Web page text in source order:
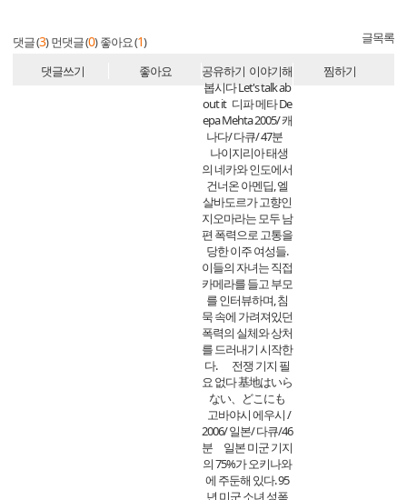
댓글 (3) 먼댓글 (0) 좋아요 (1) 글목록
댓글쓰기 좋아요 공유하기 이야기해
봅시다 Let's talk ab
out it 디파 메타 De
epa Mehta 2005/ 캐
나다/ 다큐/ 47분
나이지리아 태생
의 네카와 인도에서
건너온 아멘딥, 엘
살바도르가 고향인
지오마라는 모두 남
편 폭력으로 고통을
당한 이주 여성들.
이들의 자녀는 직접
카메라를 들고 부모
를 인터뷰하며, 침
묵 속에 가려져있던
폭력의 실체와 상처
를 드러내기 시작한
다. 전쟁 기지 필
요 없다 基地はいら
ない、どこにも
고바야시 에우시 /
2006/ 일본/ 다큐/46
분 일본 미군 기지
의 75%가 오키나와
에 주둔해 있다. 95
년 미군 소녀 성폭
찜하기